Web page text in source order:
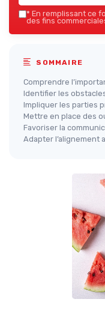
* En remplissant ce
des fins
SOMMAIRE
Comprendre
Identifier les
Impliquer les parties
Mettre en place des
Favoriser la
Adapter l’alignement